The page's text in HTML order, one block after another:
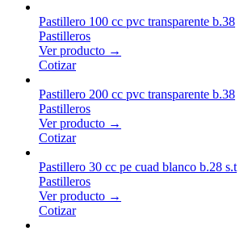
Pastillero 100 cc pvc transparente b.38
Pastilleros
Ver producto →
Cotizar
Pastillero 200 cc pvc transparente b.38
Pastilleros
Ver producto →
Cotizar
Pastillero 30 cc pe cuad blanco b.28 s.t
Pastilleros
Ver producto →
Cotizar